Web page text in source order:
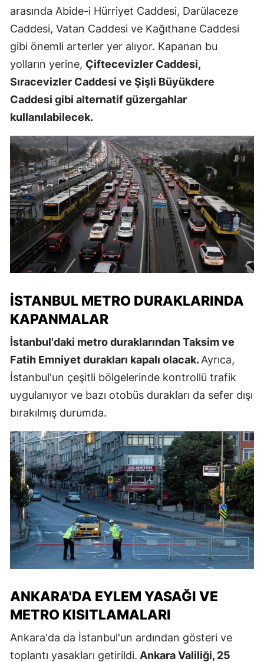
arasında Abide-i Hürriyet Caddesi, Darülaceze
Caddesi, Vatan Caddesi ve Kağıthane Caddesi
gibi önemli arterler yer alıyor. Kapanan bu
yolların yerine, Çiftecevizler Caddesi,
Sıracevizler Caddesi ve Şişli Büyükdere
Caddesi gibi alternatif güzergahlar
kullanılabilecek.
İSTANBUL METRO DURAKLARINDA
KAPANMALAR
İstanbul'daki metro duraklarından Taksim ve
Fatih Emniyet durakları kapalı olacak.Ayrıca,
İstanbul'un çeşitli bölgelerinde kontrollü trafik
uygulanıyor ve bazı otobüs durakları da sefer dışı
bırakılmış durumda.
ANKARA'DA EYLEM YASAĞI VE
METRO KISITLAMALARI
Ankara'da da İstanbul'un ardından gösteri ve
toplantı yasakları getirildi. Ankara Valiliği, 25